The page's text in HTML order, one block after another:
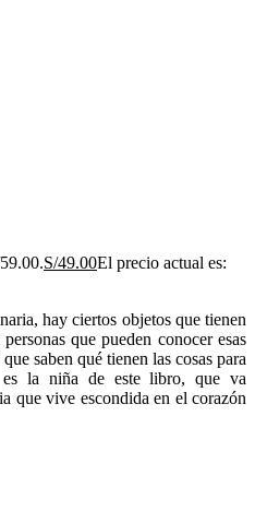
S/49.00El precio actual es:
hay ciertos objetos que tienen
que pueden conocer esas
saben qué tienen las cosas para
es la niña de este libro, que va
que vive escondida en el corazón